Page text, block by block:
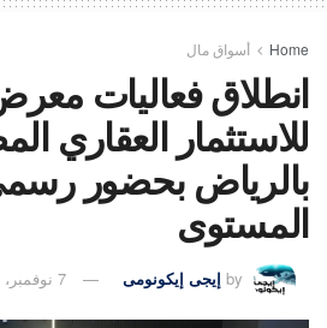
Home أسواق مال
انطلاق فعاليات
للاستثمار العقاري
بالرياض بحضور
المستوى
by إيجى إيكونومى 7 نوفمبر، 2025